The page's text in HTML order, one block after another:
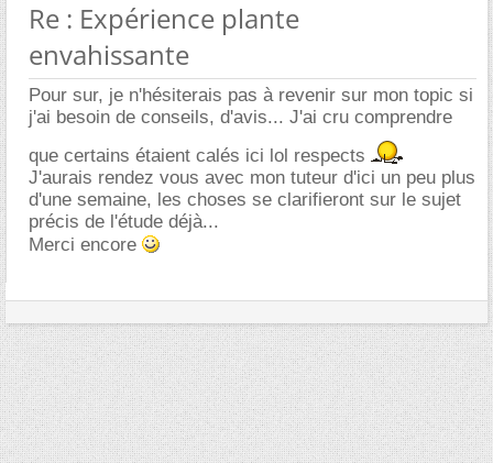
Re : Expérience plante
envahissante
Pour sur, je n'hésiterais pas à revenir sur mon topic si
j'ai besoin de conseils, d'avis... J'ai cru comprendre
que certains étaient calés ici lol respects
J'aurais rendez vous avec mon tuteur d'ici un peu plus
d'une semaine, les choses se clarifieront sur le sujet
précis de l'étude déjà...
Merci encore